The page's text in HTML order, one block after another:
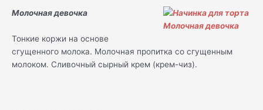
Молочная девочка
Тонкие коржи на основе
сгущенного молока. Молочная пропитка со сгущенным
молоком. Сливочный сырный крем (крем-чиз).